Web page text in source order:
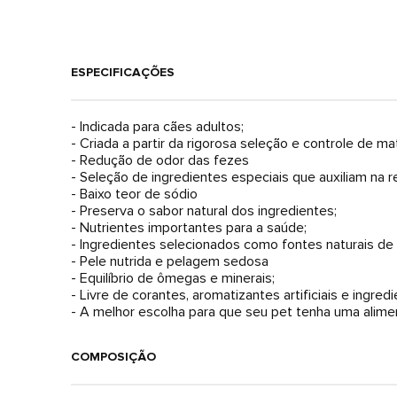
ESPECIFICAÇÕES
- Indicada para cães adultos;
- Criada a partir da rigorosa seleção e controle de
- Redução de odor das fezes
- Seleção de ingredientes especiais que auxiliam na
- Baixo teor de sódio
- Preserva o sabor natural dos ingredientes;
- Nutrientes importantes para a saúde;
- Ingredientes selecionados como fontes naturais
- Pele nutrida e pelagem sedosa
- Equilíbrio de ômegas e minerais;
- Livre de corantes, aromatizantes artificiais e
- A melhor escolha para que seu pet tenha uma
COMPOSIÇÃO